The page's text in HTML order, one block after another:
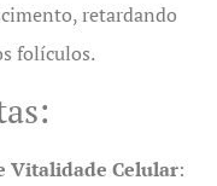
retardando
folículos.
Vitalidade Celular: